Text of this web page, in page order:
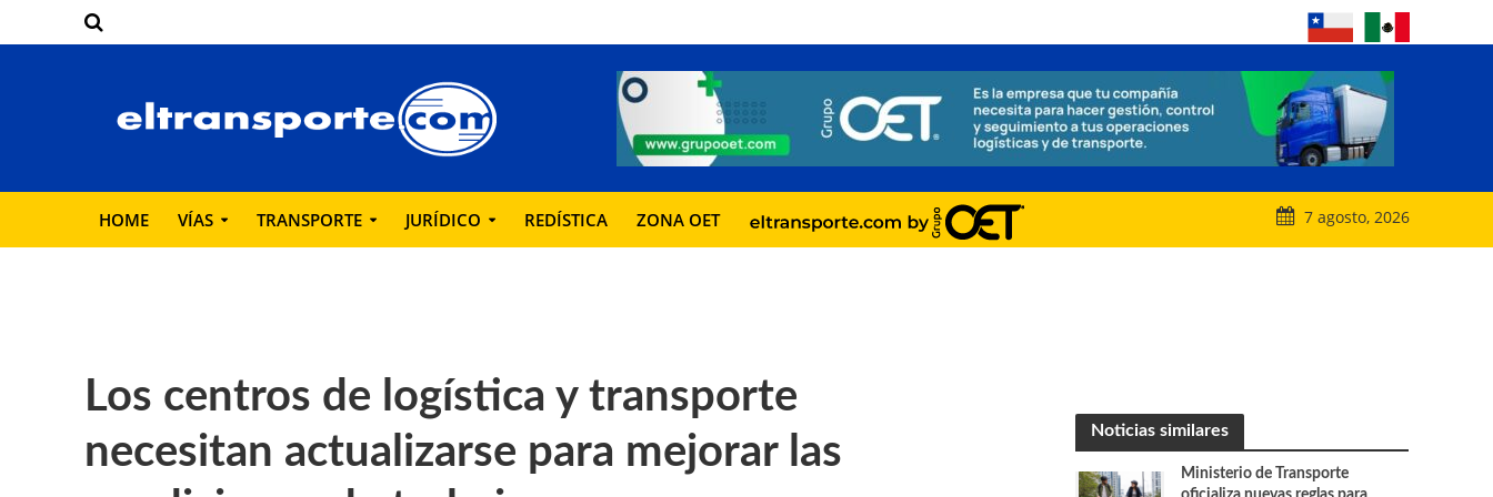
HOME VÍAS TRANSPORTE JURÍDICO REDÍSTICA ZONA OET 7 agosto, 2026
Los centros de logística y transporte
necesitan actualizarse para mejorar las
Noticias similares
Ministerio de Transporte